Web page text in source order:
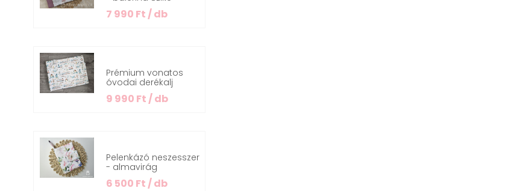
7 990 Ft / db
Prémium vonatos
óvodai derékalj
9 990 Ft / db
Pelenkázó neszesszer
- almavirág
6 500 Ft / db